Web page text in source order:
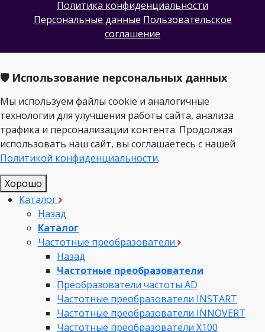
Политика конфиденциальности
Персональные данные Пользовательское
соглашение
🛡️ Использование персональных данных
Мы используем файлы cookie и аналогичные
технологии для улучшения работы сайта, анализа
трафика и персонализации контента. Продолжая
использовать наш сайт, вы соглашаетесь с нашей
Политикой конфиденциальности.
Хорошо
Каталог
Назад
Каталог
Частотные преобразователи
Назад
Частотные преобразователи
Преобразователи частоты AD
Частотные преобразователи INSTART
Частотные преобразователи INNOVERT
Частотные преобразователи Х100